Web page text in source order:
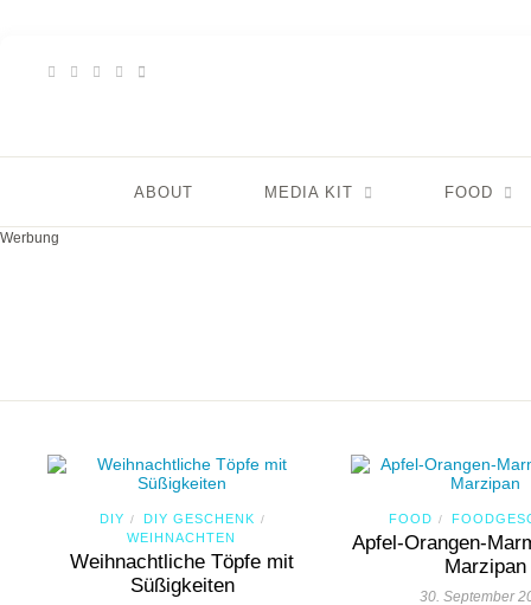
ABOUT MEDIA KIT FOOD
Werbung
DIY / DIY GESCHENK /
WEIHNACHTEN
Weihnachtliche Töpfe mit
Süßigkeiten
FOOD /
Apfel-Orangen-
Marzipan
30. September